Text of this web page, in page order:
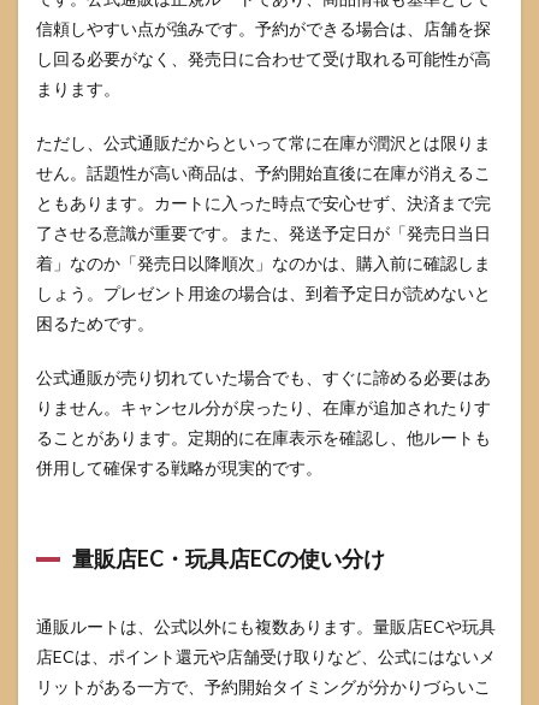
信頼しやすい点が強みです。予約ができる場合は、店舗を探
し回る必要がなく、発売日に合わせて受け取れる可能性が高
まります。
ただし、公式通販だからといって常に在庫が潤沢とは限りま
せん。話題性が高い商品は、予約開始直後に在庫が消えるこ
ともあります。カートに入った時点で安心せず、決済まで完
了させる意識が重要です。また、発送予定日が「発売日当日
着」なのか「発売日以降順次」なのかは、購入前に確認しま
しょう。プレゼント用途の場合は、到着予定日が読めないと
困るためです。
公式通販が売り切れていた場合でも、すぐに諦める必要はあ
りません。キャンセル分が戻ったり、在庫が追加されたりす
ることがあります。定期的に在庫表示を確認し、他ルートも
併用して確保する戦略が現実的です。
量販店EC・玩具店ECの使い分け
通販ルートは、公式以外にも複数あります。量販店ECや玩具
店ECは、ポイント還元や店舗受け取りなど、公式にはないメ
リットがある一方で、予約開始タイミングが分かりづらいこ